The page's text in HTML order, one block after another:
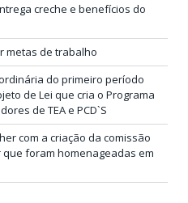
creche e benefícios do
metas de trabalho
do primeiro período
de Lei que cria o Programa
de TEA e PCD`S
com a criação da comissão
foram homenageadas em